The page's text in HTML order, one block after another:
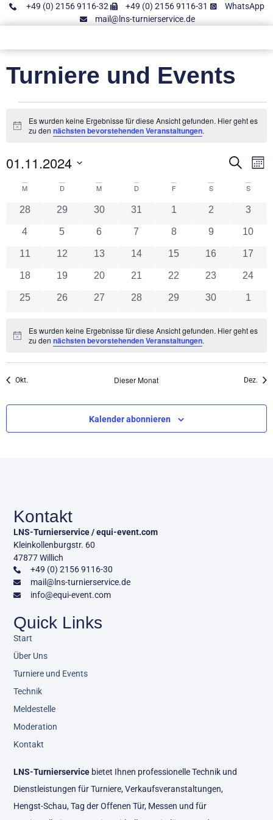
+49 (0) 2156 9116-32 +49 (0) 2156 9116-31
WhatsApp
mail@lns-turnierservice.de
Turniere und Events
Hinweis
Es wurden keine Ergebnisse für diese Ansicht gefunden. Hier geht es
zu den nächsten bevorstehenden Veranstaltungen.
und
Suche
01.11.2024
wählen.
Kalender
von
Veranstaltungen
M D M D F S S
0 Veranstaltungen
28 0 Veranstaltungen
29 0 Veranstaltungen
30 0 Veranstaltungen
31 0 Veranstaltungen
1 0
2 0
3
0 Veranstaltungen
4 0 Veranstaltungen
5 0 Veranstaltungen
6 0 Veranstaltungen
7 0 Veranstaltungen
8 0
9 0
10
0 Veranstaltungen
11 0 Veranstaltungen
12 0 Veranstaltungen
13 0 Veranstaltungen
14 0 Veranstaltungen
15 0
16 0
17
0 Veranstaltungen
18 0 Veranstaltungen
19 0 Veranstaltungen
20 0 Veranstaltungen
21 0 Veranstaltungen
22 0
23 0
24
0 Veranstaltungen
25 0 Veranstaltungen
26 0 Veranstaltungen
27 0 Veranstaltungen
28 0 Veranstaltungen
29 0
30 0
1
Hinweis
Es wurden keine Ergebnisse für diese Ansicht gefunden. Hier geht es
zu den nächsten bevorstehenden Veranstaltungen.
Okt. Dieser Monat Dez.
Kalender abonnieren
LNS-Turnierservice bietet Ihnen professionelle Technik und
Dienstleistungen für Turniere, Verkaufsveranstaltungen,
Hengst-Schau, Tag der Offenen Tür, Messen und für
Quick Links
Start
Über Uns
Turniere und Events
Technik
Meldestelle
Moderation
Kontakt
Kontakt
LNS-Turnierservice / equi-event.com
Kleinkollenburgstr. 60
47877 Willich
+49 (0) 2156 9116-30
mail@lns-turnierservice.de
info@equi-event.com